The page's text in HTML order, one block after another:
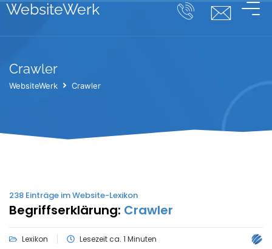
WebsiteWerk
Crawler
WebsiteWerk Crawler
238 Einträge im Website-Lexikon
Begriffserklärung: Crawler
Lexikon Lesezeit ca. 1 Minuten